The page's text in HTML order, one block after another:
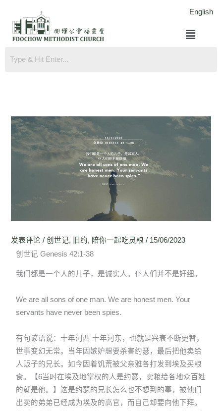
English
菜
单
发表评论 /创世记, 旧约, 陪你一起吃灵粮 / 15/06/2023
创世记 Genesis 42:1-38
我们都是一个人的儿子，是诚实人。仆人们并不是奸细。
We are all sons of one man. We are honest men. Your
servants have never been spies.
有句谚语说：十年河西 十年河东，也就是兴衰不断更替，
世事变幻无常。当年因嫉妒想要杀害约瑟，最后把他卖给
人贩子的兄长。如今因着饥荒被父亲雅各打发到埃及买粮
食。【6当时在埃及地掌权的人是约瑟，卖粮给各地众百姓
的就是他。】这是约瑟的兄长怎么也不想到的事，被他们
出卖的弟弟已经成为埃及的高官，而自己却要向他下拜。